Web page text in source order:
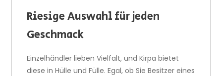
Riesige Auswahl für jeden
Geschmack
Einzelhändler lieben Vielfalt, und Kirpa bietet
diese in Hülle und Fülle. Egal, ob Sie Besitzer eines